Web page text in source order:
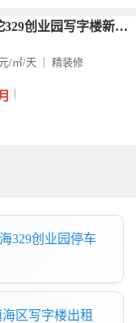
宁波镇海区骆驼329创业园写字楼新出155平办公室出租适合仓
/㎡/天 ｜ 精装修
329创业园停车
区写字楼出租